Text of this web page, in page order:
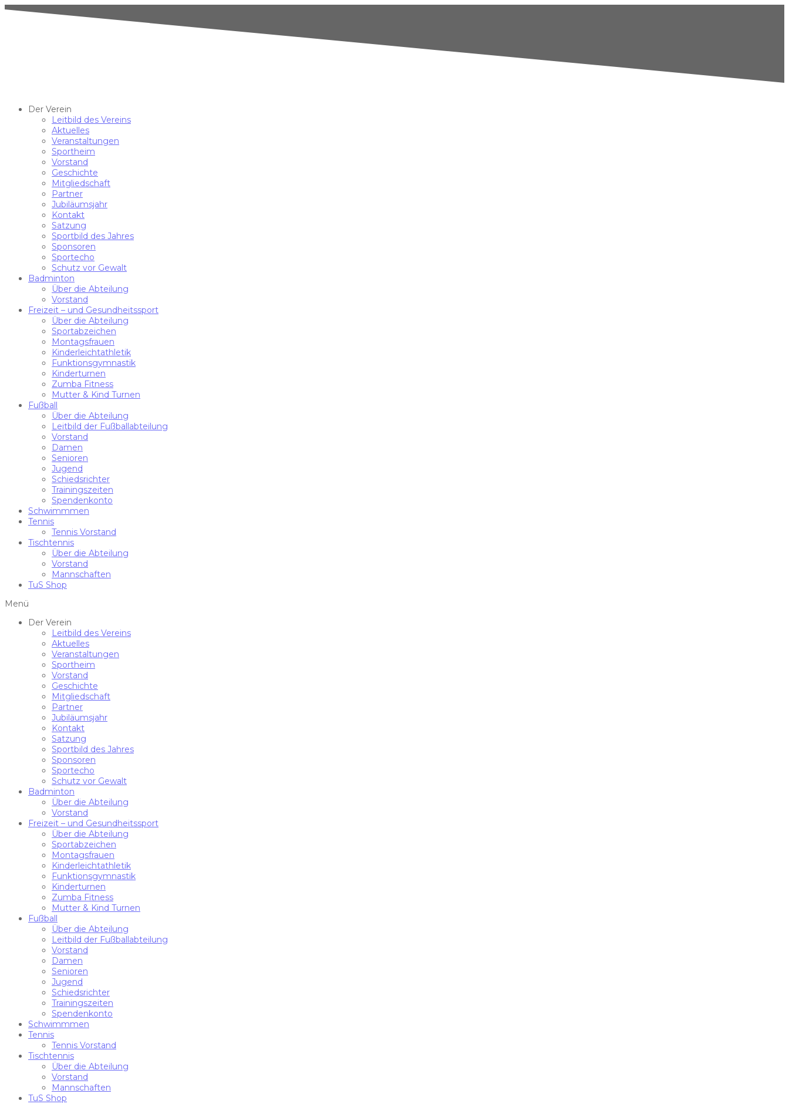
Der Verein
Leitbild des Vereins
Aktuelles
Veranstaltungen
Sportheim
Vorstand
Geschichte
Mitgliedschaft
Partner
Jubiläumsjahr
Kontakt
Satzung
Sportbild des Jahres
Sponsoren
Sportecho
Schutz vor Gewalt
Badminton
Über die Abteilung
Vorstand
Freizeit – und Gesundheitssport
Über die Abteilung
Sportabzeichen
Montagsfrauen
Kinderleichtathletik
Funktionsgymnastik
Kinderturnen
Zumba Fitness
Mutter & Kind Turnen
Fußball
Über die Abteilung
Leitbild der Fußballabteilung
Vorstand
Damen
Senioren
Jugend
Schiedsrichter
Trainingszeiten
Spendenkonto
Schwimmmen
Tennis
Tennis Vorstand
Tischtennis
Über die Abteilung
Vorstand
Mannschaften
TuS Shop
Menü
Der Verein
Leitbild des Vereins
Aktuelles
Veranstaltungen
Sportheim
Vorstand
Geschichte
Mitgliedschaft
Partner
Jubiläumsjahr
Kontakt
Satzung
Sportbild des Jahres
Sponsoren
Sportecho
Schutz vor Gewalt
Badminton
Über die Abteilung
Vorstand
Freizeit – und Gesundheitssport
Über die Abteilung
Sportabzeichen
Montagsfrauen
Kinderleichtathletik
Funktionsgymnastik
Kinderturnen
Zumba Fitness
Mutter & Kind Turnen
Fußball
Über die Abteilung
Leitbild der Fußballabteilung
Vorstand
Damen
Senioren
Jugend
Schiedsrichter
Trainingszeiten
Spendenkonto
Schwimmmen
Tennis
Tennis Vorstand
Tischtennis
Über die Abteilung
Vorstand
Mannschaften
TuS Shop